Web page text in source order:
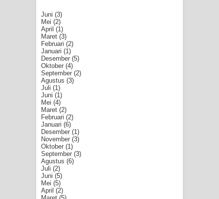
Juni (3)
Mei (2)
April (1)
Maret (3)
Februari (2)
Januari (1)
Desember (5)
Oktober (4)
September (2)
Agustus (3)
Juli (1)
Juni (1)
Mei (4)
Maret (2)
Februari (2)
Januari (6)
Desember (1)
November (3)
Oktober (1)
September (3)
Agustus (6)
Juli (2)
Juni (5)
Mei (5)
April (2)